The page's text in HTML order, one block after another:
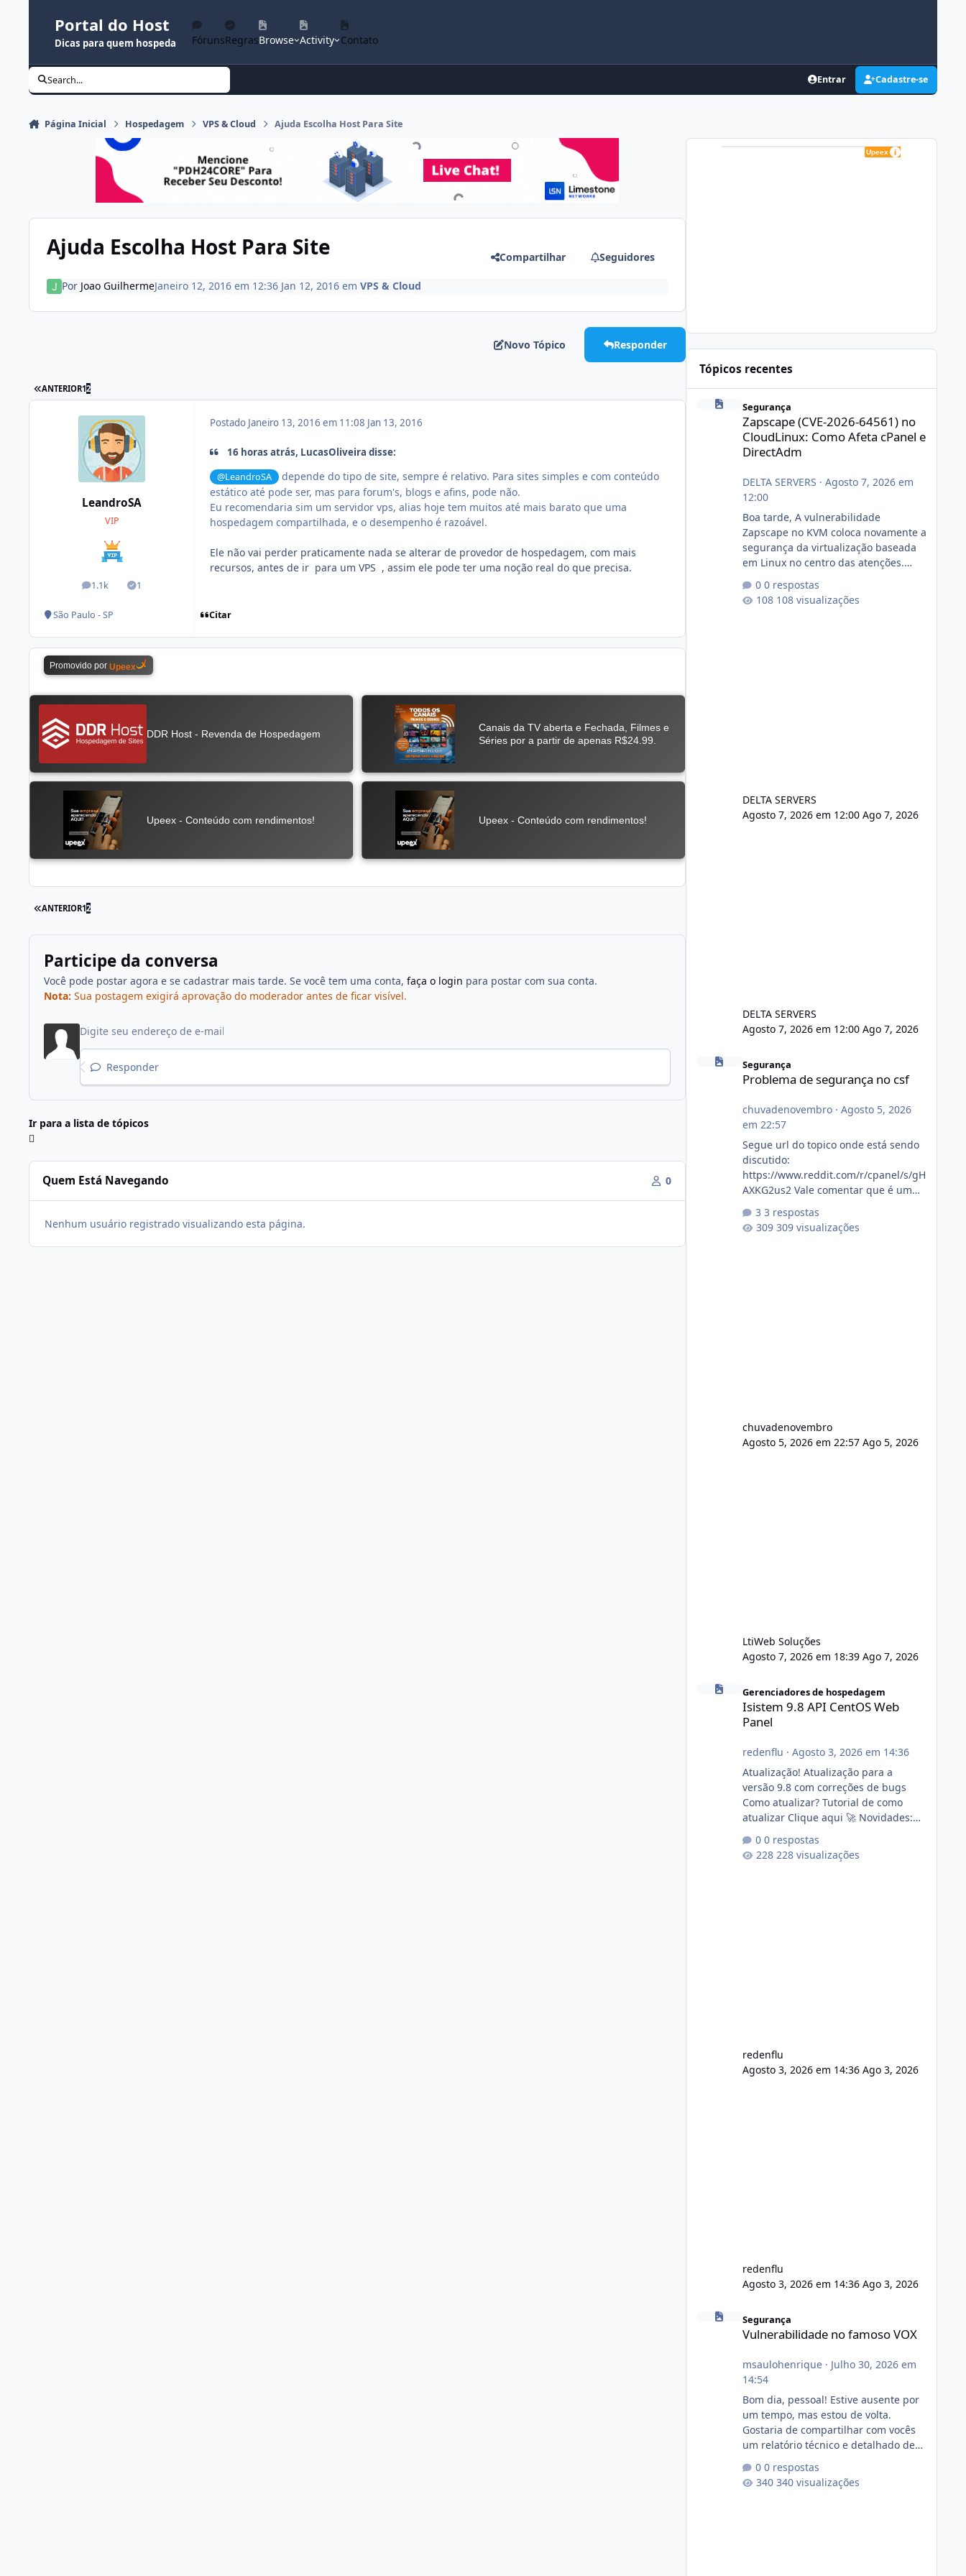
Portal do Host
Dicas para quem hospeda FórunsRegrasBrowse Activity Contato
Search... Entrar Cadastre-se
Página Inicial Hospedagem VPS & Cloud Ajuda Escolha Host Para Site
Ajuda Escolha Host Para Site Compartilhar Seguidores
Por Joao GuilhermeJaneiro 12, 2016 em 12:36 Jan 12, 2016em VPS & Cloud
Novo Tópico Responder
ANTERIOR12
LeandroSA
VIP
1.1k
posts 1
Soluções
São Paulo - SP
Postado Janeiro 13, 2016 em 11:08 Jan 13, 2016
16 horas atrás, LucasOliveira disse:
@LeandroSA
depende do tipo de site, sempre é relativo. Para sites simples e com conteúdo
estático até pode ser, mas para forum's, blogs e afins, pode não.
Eu recomendaria sim um servidor vps, alias hoje tem muitos até mais barato que uma
hospedagem compartilhada, e o desempenho é razoável.
Ele não vai perder praticamente nada se alterar de provedor de hospedagem, com mais
recursos, antes de ir para um VPS , assim ele pode ter uma noção real do que precisa.
Citar
ANTERIOR12
Participe da conversa
Você pode postar agora e se cadastrar mais tarde. Se você tem uma conta, faça o login para postar com sua conta.
Nota: Sua postagem exigirá aprovação do moderador antes de ficar visível.
Responder
Ir para a lista de tópicos
Quem Está Navegando 0
Nenhum usuário registrado visualizando esta página.
Tópicos recentes
Zapscape (CVE-2026-64561) no CloudLinux: Como Afeta
Segurança
Zapscape (CVE-2026-64561) no
CloudLinux: Como Afeta cPanel e
DirectAdm
DELTA SERVERS · Agosto 7, 2026 em
12:00
Boa tarde, A vulnerabilidade
Zapscape no KVM coloca novamente a
segurança da virtualização baseada
em Linux no centro das atenções.
ents/dlrxjx23zz5f Criamos uma breve
explicação:
0 respostas
108 visualizações
DELTA SERVERS
Agosto 7, 2026 em 12:00 Ago 7, 2026
DELTA SERVERS
Agosto 7, 2026 em 12:00 Ago 7, 2026
Problema de segurança no csf
Segurança
Problema de segurança no csf
chuvadenovembro· Agosto 5, 2026
em 22:57
Segue url do topico onde está sendo
discutido:
https://www.reddit.com/r/cpanel/s/gH
AXKG2us2 Vale comentar que é um
pegada no da.
3 respostas
309 visualizações
chuvadenovembro
Agosto 5, 2026 em 22:57 Ago 5, 2026
LtiWeb Soluções
Agosto 7, 2026 em 18:39 Ago 7, 2026
Isistem 9.8 API CentOS Web Panel
Gerenciadores de hospedagem
Isistem 9.8 API CentOS Web
Panel
redenflu · Agosto 3, 2026 em 14:36
Atualização! Atualização para a
versão 9.8 com correções de bugs
Como atualizar? Tutorial de como
atualizar Clique aqui 🚀 Novidades:
publico para consulta de sub.dominio
autorizado a usasr o isistem:
0 respostas
228 visualizações
redenflu
Agosto 3, 2026 em 14:36 Ago 3, 2026
redenflu
Agosto 3, 2026 em 14:36 Ago 3, 2026
Vulnerabilidade no famoso VOX
Segurança
Vulnerabilidade no famoso VOX
msaulohenrique· Julho 30, 2026 em
14:54
Bom dia, pessoal! Estive ausente por
um tempo, mas estou de volta.
Gostaria de compartilhar com vocês
um relatório técnico e detalhado de
conformidade referente
ao VOXPANEL (versão atualmente em
0 respostas
340 visualizações